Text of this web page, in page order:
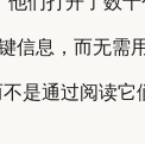
息，而无需
通过阅读它